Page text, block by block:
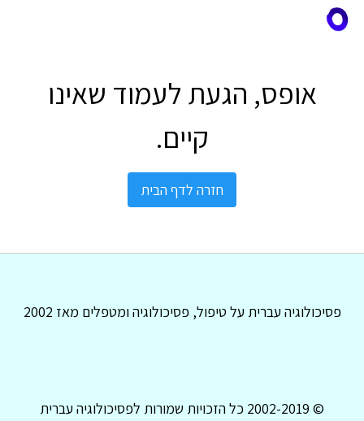
אופס, הגעת לעמוד שאינו
קיים.
חזרה לדף הבית
פסיכולוגיה עברית על טיפול, פסיכולוגיה ומטפלים מאז 2002
© 2002-2019 כל הזכויות שמורות לפסיכולוגיה עברית